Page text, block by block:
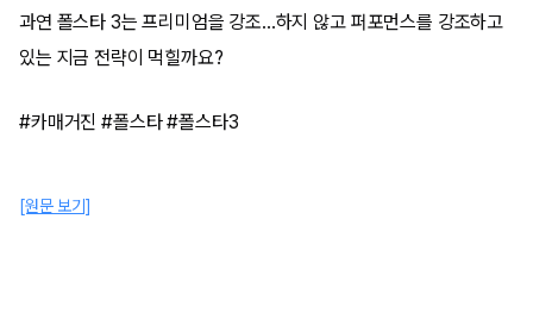
과연 폴스타 3는 프리미엄을 강조...하지 않고 퍼포먼스를 강조하고
있는 지금 전략이 먹힐까요?
#카매거진 #폴스타 #폴스타3
[원문 보기]